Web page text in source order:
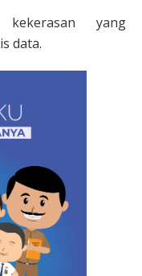
yang
data.